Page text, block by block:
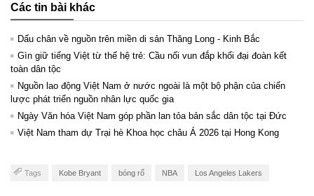
Các tin bài khác
Dấu chân về nguồn trên miền di sản Thăng Long - Kinh Bắc
Gìn giữ tiếng Việt từ thế hệ trẻ: Cầu nối vun đắp khối đại đoàn kết
toàn dân tộc
Nguồn lao động Việt Nam ở nước ngoài là một bộ phận của chiến
lược phát triển nguồn nhân lực quốc gia
Ngày Văn hóa Việt Nam góp phần lan tỏa bản sắc dân tộc tại Đức ​
Việt Nam tham dự Trại hè Khoa học châu Á 2026 tại Hong Kong
Tags Kobe Bryant bóng rổ NBA Los Angeles Lakers